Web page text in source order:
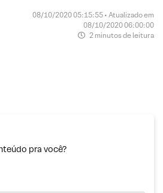
08/10/2020 05:15:55 • Atualizado em
08/10/2020 06:00:00
2 minutos de leitura
pra você?